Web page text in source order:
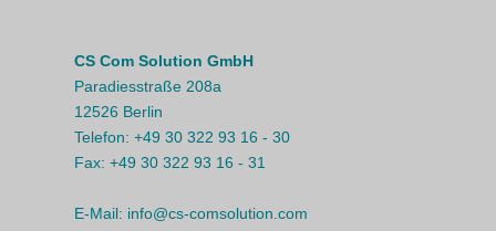
CS Com Solution GmbH
Paradiesstraße 208a
12526 Berlin
Telefon: +49 30 322 93 16 - 30
Fax: +49 30 322 93 16 - 31
E-Mail: info@cs-comsolution.com